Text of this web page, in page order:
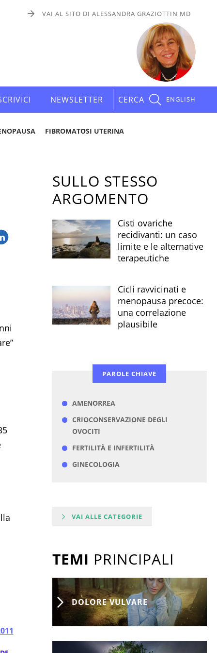
VAI AL SITO DI ALESSANDRA GRAZIOTTIN MD
NEWSLETTER CERCA ENGLISH
FIBROMATOSI UTERINA
SULLO STESSO
ARGOMENTO
Cisti ovariche
recidivanti: un caso
limite e le alternative
terapeutiche
Cicli ravvicinati e
menopausa precoce:
una correlazione
plausibile
PAROLE CHIAVE
AMENORREA
CRIOCONSERVAZIONE DEGLI
OVOCITI
FERTILITÀ E INFERTILITÀ
GINECOLOGIA
VAI ALLE CATEGORIE
TEMI PRINCIPALI
DOLORE VULVARE